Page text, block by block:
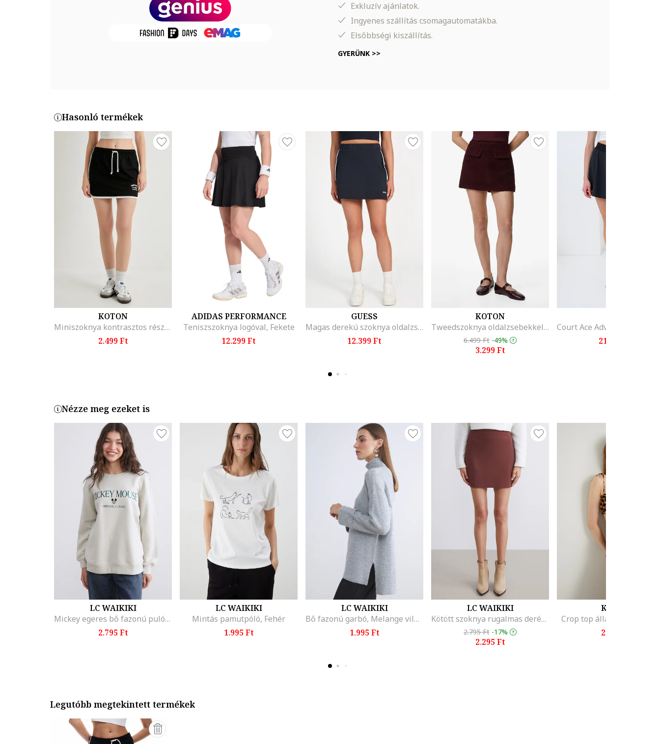
Bélés: 96% pamut, 4% elasztán
Exkluzív ajánlatok.
Ingyenes szállítás csomagautomatákba.
Elsőbbségi kiszállítás.
GYERÜNK >>
Hasonló termékek
KOTON
Miniszoknya kontrasztos részletekkel, Fekete
2.499 Ft
ADIDAS PERFORMANCE
Teniszszoknya logóval, Fekete
12.299 Ft
GUESS
Magas derekú szoknya oldalzsebekkel, Sötétkék
12.399 Ft
KOTON
Tweedszoknya oldalzsebekkel, Sötétpiros
6.499 Ft -49%
3.299 Ft
21.499 Ft
Nézze meg ezeket is
LC WAIKIKI
Mickey egeres bő fazonú pulóver, Angolzöld/Törtfehér
2.795 Ft
LC WAIKIKI
Mintás pamutpóló, Fehér
1.995 Ft
LC WAIKIKI
Bő fazonú garbó, Melange világosszürke
1.995 Ft
LC WAIKIKI
Kötött szoknya rugalmas derékrésszel, Konyakbarna
2.795 Ft -17%
2.295 Ft
KOTON
Crop top állatmintával,
2.299 Ft
Legutóbb megtekintett termékek